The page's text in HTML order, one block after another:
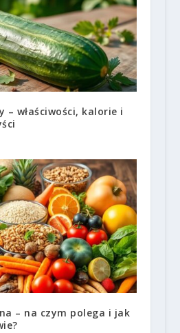
– właściwości, kalorie i
– na czym polega i jak